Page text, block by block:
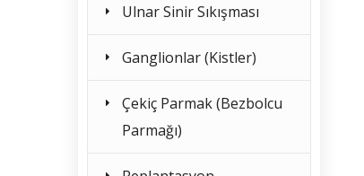
Ulnar Sinir Sıkışması
Ganglionlar (Kistler)
Çekiç Parmak (Bezbolcu
Parmağı)